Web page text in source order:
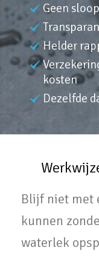
Geen
Helder
kosten
Dezelfde
Blijf niet met
kunnen
waterlek